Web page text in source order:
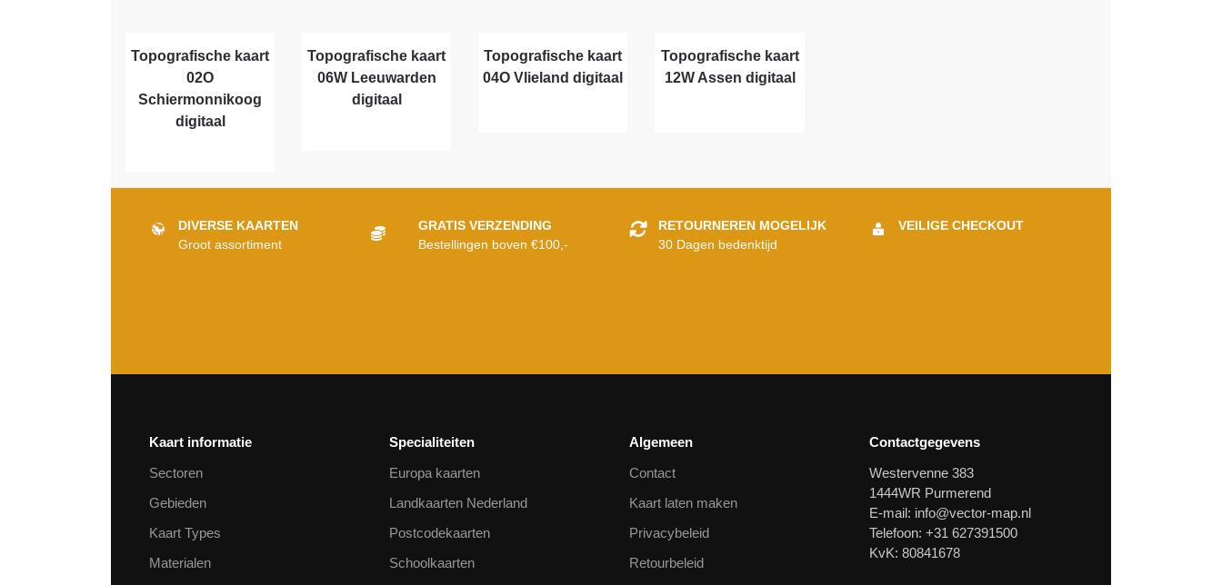
Topografische kaart
02O
Schiermonnikoog
digitaal
Topografische kaart
06W Leeuwarden
digitaal
Topografische kaart
04O Vlieland digitaal
Topografische kaart
12W Assen digitaal
DIVERSE KAARTEN
Groot assortiment
GRATIS VERZENDING
Bestellingen boven €100,-
RETOURNEREN MOGELIJK
30 Dagen bedenktijd
VEILIGE CHECKOUT
Kaart informatie
Sectoren
Gebieden
Kaart Types
Materialen
Specialiteiten
Europa kaarten
Landkaarten Nederland
Postcodekaarten
Schoolkaarten
Algemeen
Contact
Kaart laten maken
Privacybeleid
Retourbeleid
Contactgegevens
Westervenne 383
1444WR Purmerend
E-mail: info@vector-map.nl
Telefoon: +31 627391500
KvK: 80841678